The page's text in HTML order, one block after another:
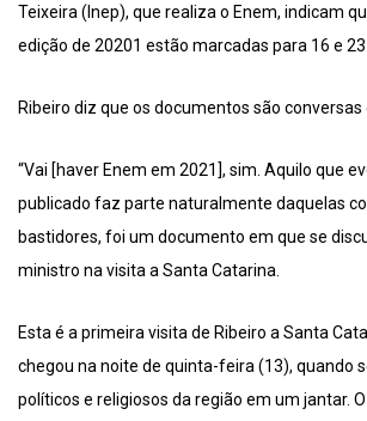
Teixeira (Inep), que realiza o Enem, indicam
edição de 20201 estão marcadas para 16 e 23
Ribeiro diz que os documentos são conversas
“Vai [haver Enem em 2021], sim. Aquilo que
publicado faz parte naturalmente daquelas
bastidores, foi um documento em que se
ministro na visita a Santa Catarina.
Esta é a primeira visita de Ribeiro a Santa
chegou na noite de quinta-feira (13), quando
políticos e religiosos da região em um jantar.